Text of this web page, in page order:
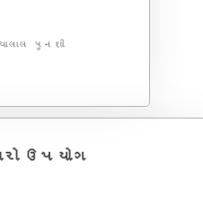
મુનશી
ઉપયોગ